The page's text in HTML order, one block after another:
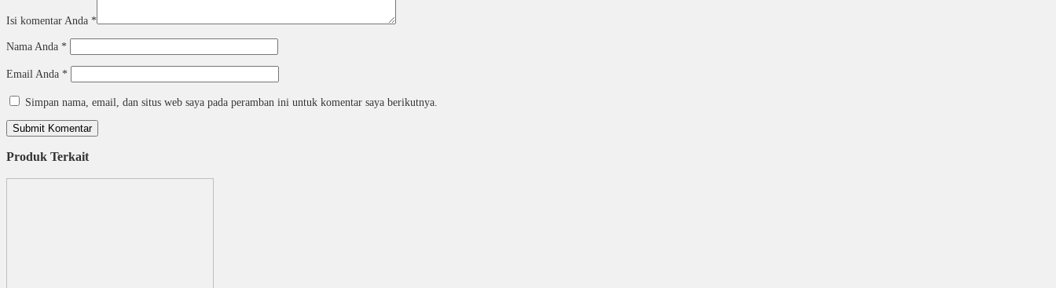
Isi komentar Anda *
Nama Anda *
Email Anda *
Simpan nama, email, dan situs web saya pada peramban ini untuk komentar saya berikutnya.
Produk Terkait